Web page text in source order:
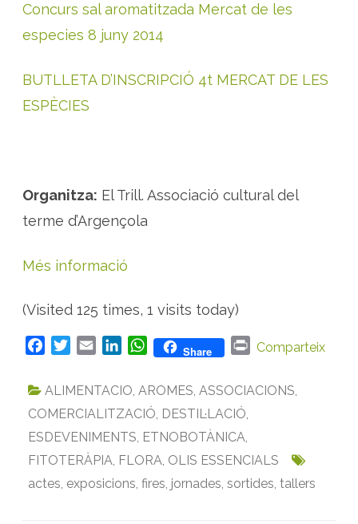
Concurs sal aromatitzada Mercat de les
especies 8 juny 2014
BUTLLETA D’INSCRIPCIÓ 4t MERCAT DE LES
ESPÈCIES
Organitza: El Trill. Associació cultural del
terme d’Argençola
Més informació
(Visited 125 times, 1 visits today)
c
b
o
o
k
t
e
r
a
l
n
e
d
I
n
W
a
t
s
A
p
p
Share
P
i
Comparteix
ALIMENTACIO, AROMES, ASSOCIACIONS,
COMERCIALITZACIÓ, DESTIL·LACIÓ,
ESDEVENIMENTS, ETNOBOTÀNICA,
FITOTERÀPIA, FLORA, OLIS ESSENCIALS
actes, exposicions, fires, jornades, sortides, tallers